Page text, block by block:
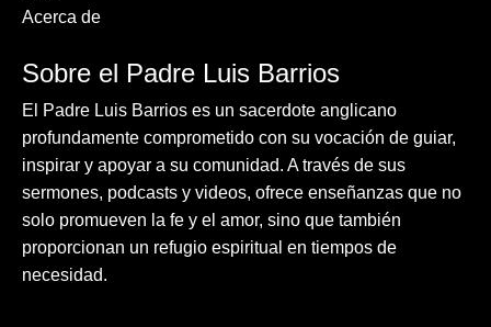
Acerca de
Sobre el Padre Luis Barrios
El Padre Luis Barrios es un sacerdote anglicano
profundamente comprometido con su vocación de guiar,
inspirar y apoyar a su comunidad. A través de sus
sermones, podcasts y videos, ofrece enseñanzas que no
solo promueven la fe y el amor, sino que también
proporcionan un refugio espiritual en tiempos de
necesidad.